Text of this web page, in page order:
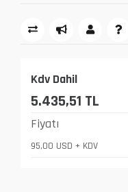
Kdv Dahil
5.435,51 TL
Fiyatı
95,00 USD + KDV